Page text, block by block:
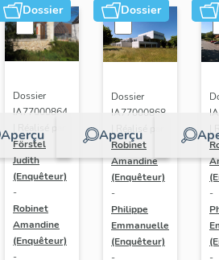
Dossier
Aperçu
Dossier
IA77000864
Förstel
Judith
(Enquêteur)
-
Robinet
Amandine
(Enquêteur)
-
Dossier
Aperçu
Dossier
IA77000868
Robinet
Amandine
(Enquêteur)
-
Philippe
Emmanuelle
(Enquêteur)
-
-